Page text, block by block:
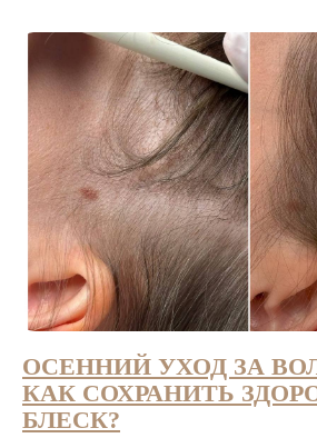
ОСЕННИЙ УХОД ЗА
КАК СОХРАНИТЬ
БЛЕСК?
СМОТРЕТЬ ВСЕ ИСТОРИИ